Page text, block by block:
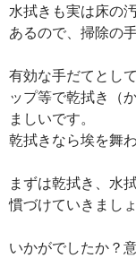
水拭きも実は床の
あるので、掃除の
有効な手だてとし
ップ等で乾拭き（
ましいです。
乾拭きなら埃を舞
まずは乾拭き、水
慣づけていきましょ
いかがでしたか？